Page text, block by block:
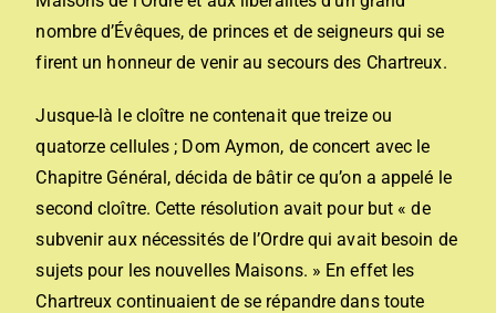
nombre d’Évêques, de princes et de seigneurs qui se
firent un honneur de venir au secours des Chartreux.
Jusque-là le cloître ne contenait que treize ou
quatorze cellules ; Dom Aymon, de concert avec le
Chapitre Général, décida de bâtir ce qu’on a appelé le
second cloître. Cette résolution avait pour but « de
subvenir aux nécessités de l’Ordre qui avait besoin de
sujets pour les nouvelles Maisons. » En effet les
Chartreux continuaient de se répandre dans toute